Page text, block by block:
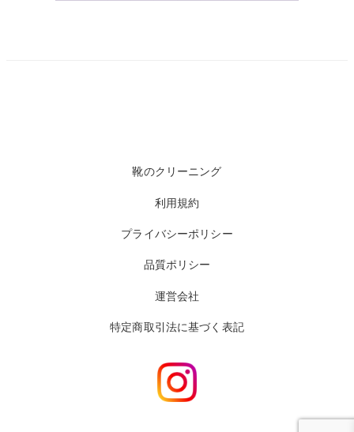
靴のクリーニング
利用規約
プライバシーポリシー
品質ポリシー
運営会社
特定商取引法に基づく表記